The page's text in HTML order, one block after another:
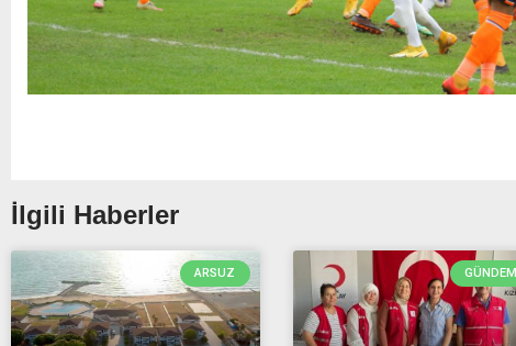
İlgili Haberler
ARSUZ GÜNDEM